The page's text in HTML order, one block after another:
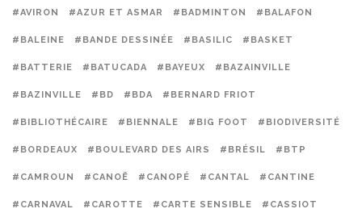
#AVIRON #AZUR ET ASMAR #BADMINTON #BALAFON
#BALEINE #BANDE DESSINÉE #BASILIC #BASKET
#BATTERIE #BATUCADA #BAYEUX #BAZAINVILLE
#BAZINVILLE #BD #BDA #BERNARD FRIOT
#BIBLIOTHÉCAIRE #BIENNALE #BIG FOOT #BIODIVERSITÉ
#BORDEAUX #BOULEVARD DES AIRS #BRÉSIL #BTP
#CAMROUN #CANOË #CANOPÉ #CANTAL #CANTINE
#CARNAVAL #CAROTTE #CARTE SENSIBLE #CASSIOT